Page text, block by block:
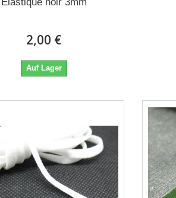
2,00 €
Auf Lager